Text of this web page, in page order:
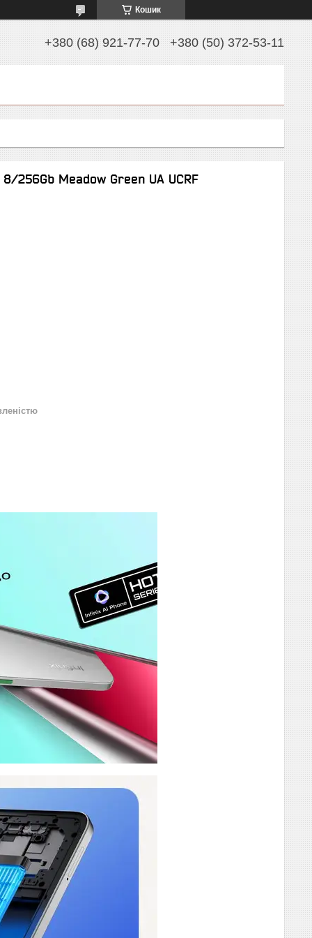
Кошик
+380 (68) 921-77-70 +380 (50) 372-53-11
256Gb Meadow Green UA UCRF